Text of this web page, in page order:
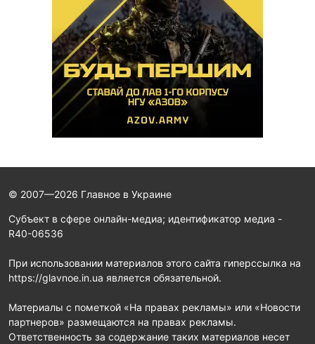
© 2007—2026 Главное в Украине
Субъект в сфере онлайн-медиа; идентификатор медиа -
R40-06536
При использовании материалов этого сайта гиперссылка на
https://glavnoe.in.ua является обязательной.
Материалы с пометкой «На правах рекламы» или «Новости
партнеров» размещаются на правах рекламы.
Ответственность за содержание таких материалов несет